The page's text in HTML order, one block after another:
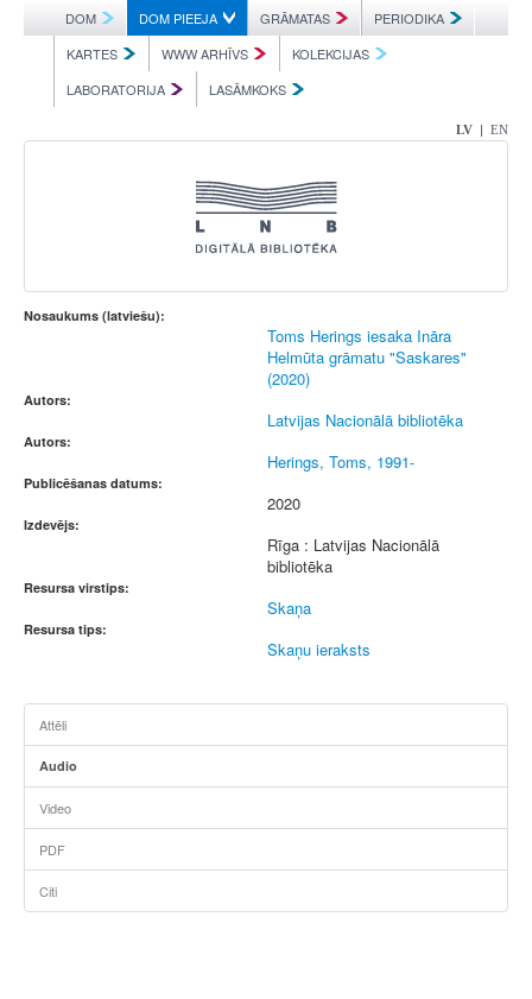
DOM DOM PIEEJA GRĀMATAS
PERIODIKA
KARTES
WWW ARHĪVS
KOLEKCIJAS
LABORATORIJA
LASĀMKOKS
LV | EN
Nosaukums (latviešu):
Toms Herings iesaka Ināra
Helmūta grāmatu "Saskares"
(2020)
Autors:
Latvijas Nacionālā bibliotēka
Autors:
Herings, Toms, 1991-
Publicēšanas datums:
2020
Izdevējs:
Rīga : Latvijas Nacionālā
bibliotēka
Resursa virstips:
Skaņa
Resursa tips:
Skaņu ieraksts
Attēli
Audio
Video
PDF
Citi